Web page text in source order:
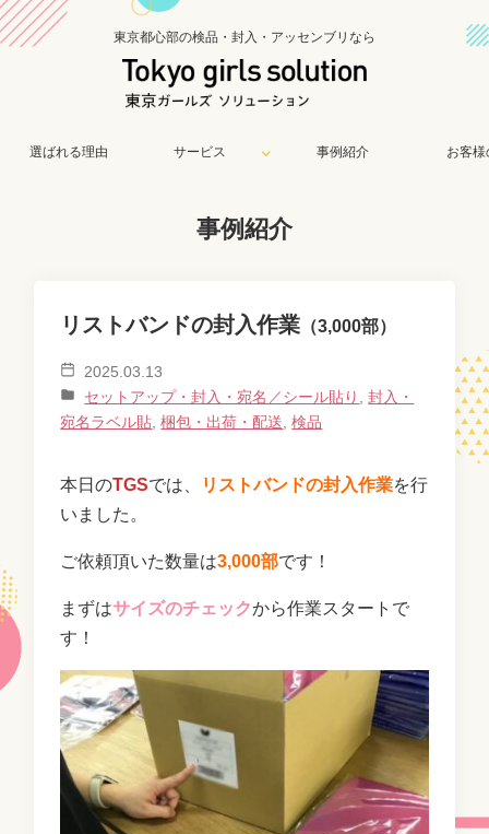
東京都心部の検品・封入・アッセンブリなら
選ばれる理由 サービス 事例紹介 お客様
事例紹介
リストバンドの封入作業 （3,000部）
2025.03.13
セットアップ・封入・宛名／シール貼り
,封入・
宛名ラベル貼 ,梱包・出荷・配送 ,検品
本日のTGSでは、 リストバンドの封入作業を行
いました。
ご依頼頂いた数量は3,000部です！
まずはサイズのチェックから作業スタートで
す！